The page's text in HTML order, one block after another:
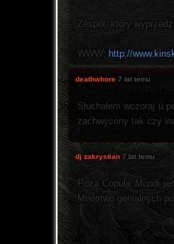
Zespół, który
WWW: http://
deathwhore 7 lat temu
Słuchałem wczoraj u
zachwycony tak czy
dj zakrystian 7 lat temu
Poza Copula Mundi
Mnóstwo genialnych